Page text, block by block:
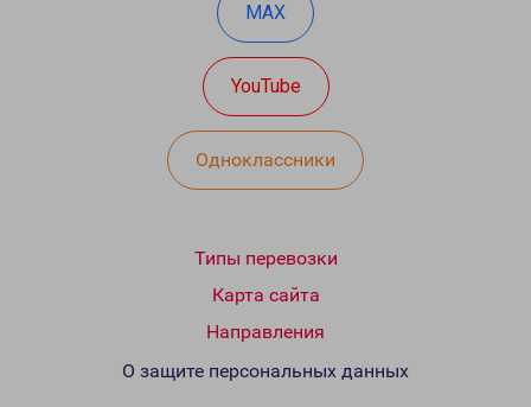
MAX
YouTube
Одноклассники
Типы перевозки
Карта сайта
Направления
О защите персональных данных